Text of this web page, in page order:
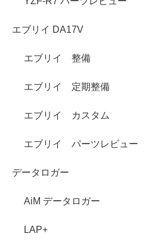
エブリイ DA17V
エブリイ 整備
エブリイ 定期整備
エブリイ カスタム
エブリイ パーツレビュー
データロガー
AiM データロガー
LAP+